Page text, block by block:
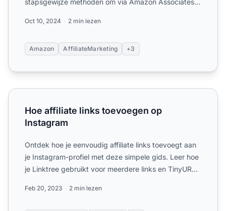
Oct 10, 2024 2 min lezen
Amazon AffiliateMarketing +3
Hoe affiliate links toevoegen op Instagram
Hoe affiliate links toevoegen op
Instagram
Ontdek hoe je eenvoudig affiliate links toevoegt aan
je Instagram-profiel met deze simpele gids. Leer hoe
je Linktree gebruikt voor meerdere links en TinyURL
Feb 20, 2023 2 min lezen